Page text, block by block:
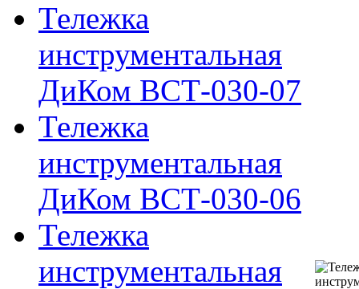
Тележка
инструментальная
ДиКом ВСТ-030-07
Тележка
инструментальная
ДиКом ВСТ-030-06
Тележка
инструментальная